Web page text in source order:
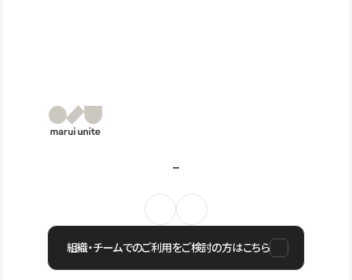
組織・チームでのご利用をご検討の方はこちら